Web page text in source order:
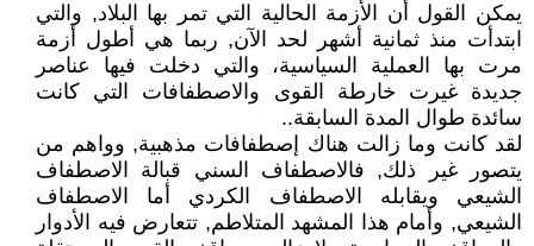
يمكن القول أن الأزمة الحالية التي تمر بها البلاد, والتي
ابتدأت منذ ثمانية أشهر لحد الآن, ربما هي أطول أزمة
مرت بها العملية السياسية، والتي دخلت فيها عناصر
جديدة غيرت خارطة القوى والاصطفافات التي كانت
سائدة طوال المدة السابقة..
لقد كانت وما زالت هناك إصطفافات مذهبية, وواهم من
يتصور غير ذلك, فالاصطفاف السني قبالة الاصطفاف
الشيعي ويقابله الاصطفاف الكردي أما الاصطفاف
الشيعي, وأمام هذا المشهد المتلاطم, تتعارض فيه الأدوار